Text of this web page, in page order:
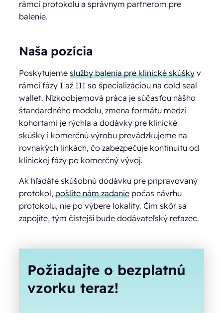
rámci protokolu a správnym partnerom pre
balenie.
Naša pozícia
Poskytujemeslužby balenia pre klinické skúšky v
rámci fázy I až III so špecializáciou na cold seal
wallet. Nízkoobjemová práca je súčasťou nášho
štandardného modelu, zmena formátu medzi
kohortami je rýchla a dodávky pre klinické
skúšky i komerčnú výrobu prevádzkujeme na
rovnakých linkách, čo zabezpečuje kontinuitu od
klinickej fázy po komerčný vývoj.
Ak hľadáte skúšobnú dodávku pre pripravovaný
protokol,pošlite nám zadanie počas návrhu
protokolu, nie po výbere lokality. Čím skôr sa
zapojíte, tým čistejší bude dodávateľský reťazec.
Požiadajte o bezplatnú
vzorku teraz!